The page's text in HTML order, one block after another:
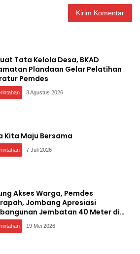
Tata Kelola Desa, BKAD
Plandaan Gelar Pelatihan
Pemdes
3 Agustus 2026
Kita Maju Bersama
7 Juli 2026
Akses Warga, Pemdes
Jombang Apresiasi
Jembatan 40 Meter di
19 Mei 2026